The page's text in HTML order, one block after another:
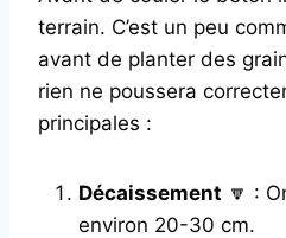
terrain. C’est un peu
avant de planter des
rien ne poussera
principales :
Décaissement 🔽 :
environ 20-30 cm.